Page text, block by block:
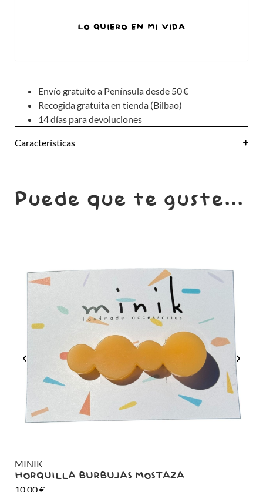
LO QUIERO EN MI VIDA
Envío gratuito a Península desde 50 €
Recogida gratuita en tienda (Bilbao)
14 días para devoluciones
Características
Puede que te guste...
MINIK
HORQUILLA BURBUJAS MOSTAZA
10,00€